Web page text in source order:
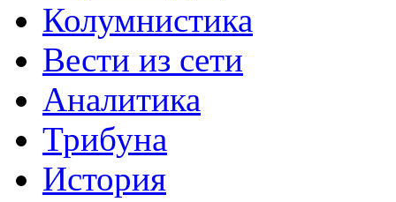
Колумнистика
Вести из сети
Аналитика
Трибуна
История